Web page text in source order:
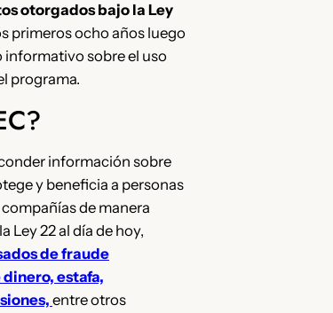
otorgados bajo la Ley
primeros ocho años luego
informativo sobre el uso
programa.
información sobre
y beneficia a personas
de manera
Ley 22 al día de hoy,
de fraude
estafa,
entre otros